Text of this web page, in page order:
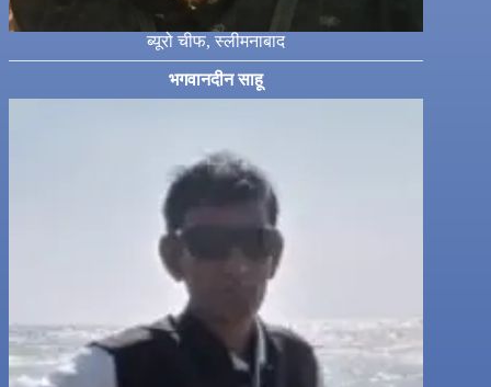
ब्यूरो चीफ, स्लीमनाबाद
भगवानदीन साहू